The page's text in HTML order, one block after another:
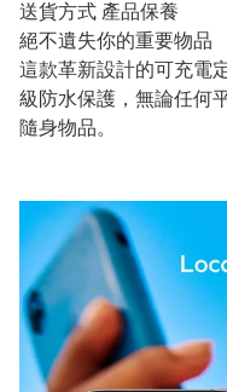
送貨方式 產品保養
絕不遺失你的重要物品
這款革新設計的可充電
級防水保護，無論任何
隨身物品。